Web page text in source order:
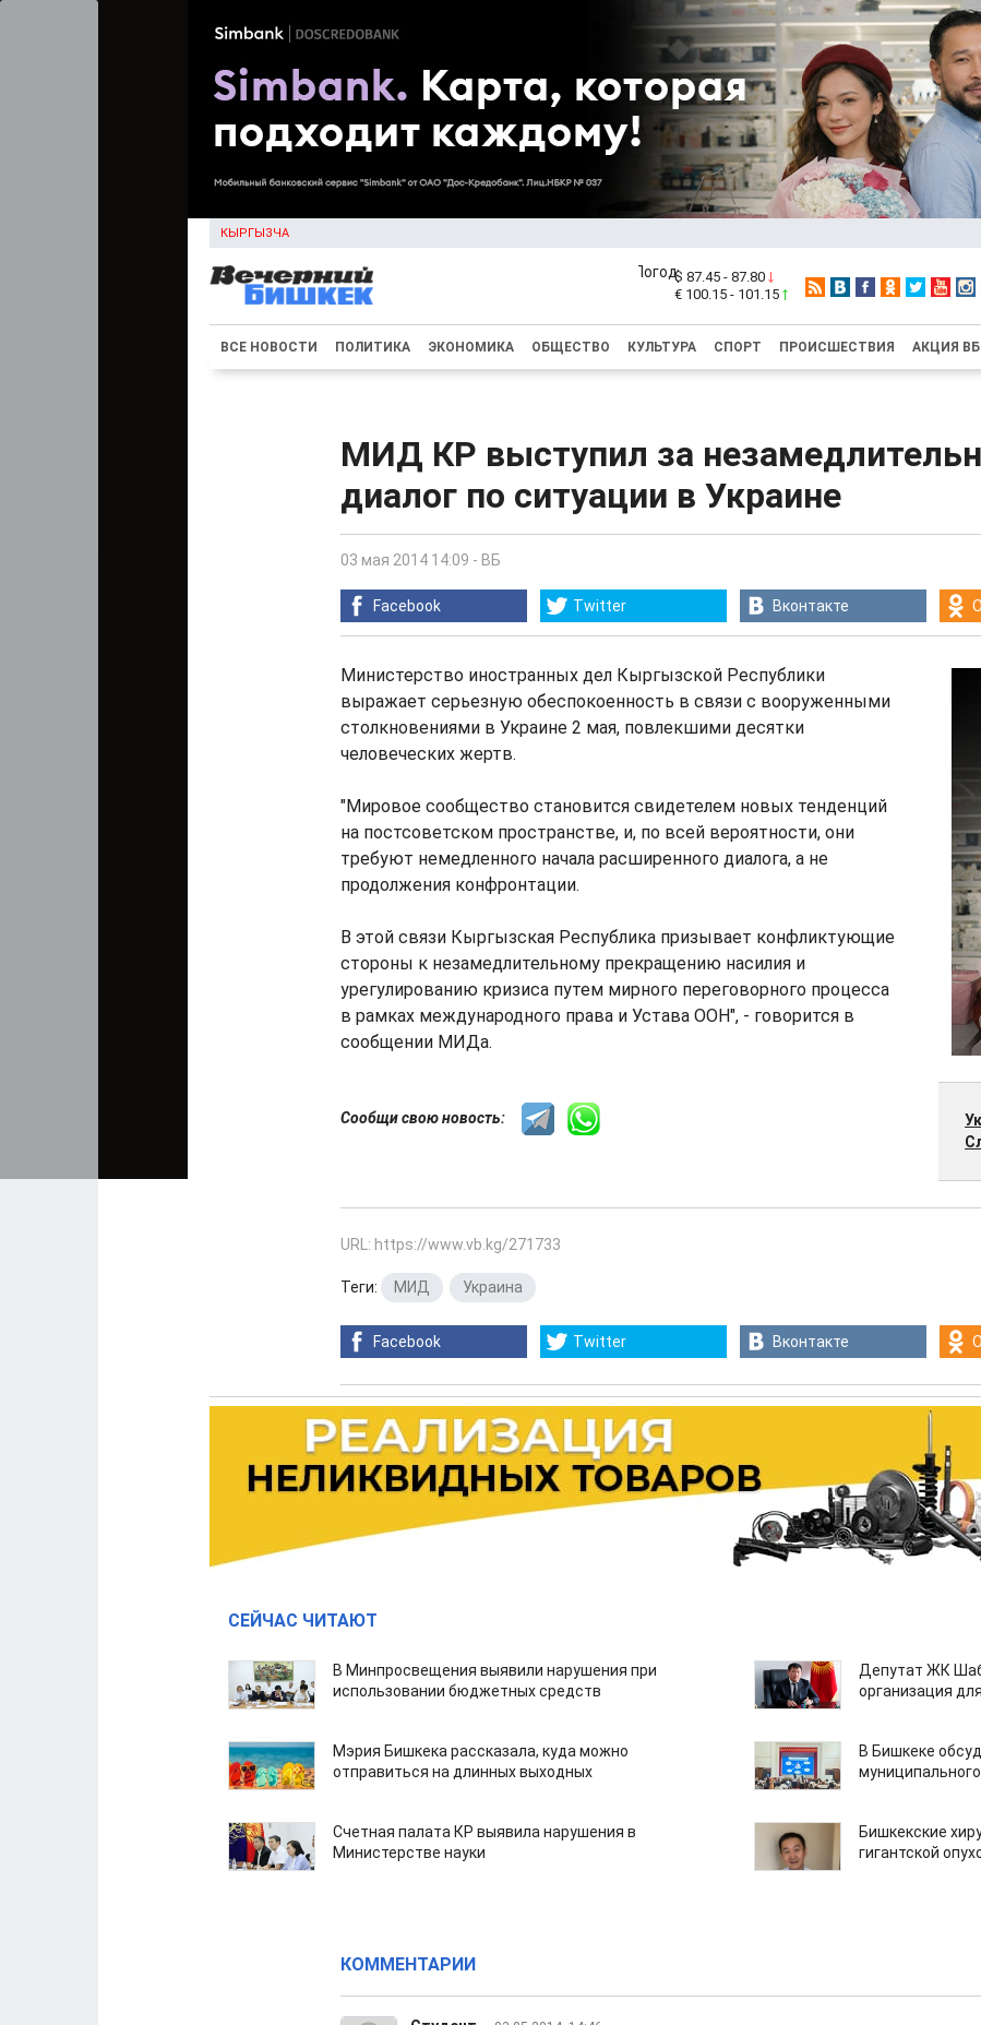
КЫРГЫЗЧА
$ 87.45 - 87.80
€ 100.15 - 101.15
ВСЕ НОВОСТИ ПОЛИТИКА ЭКОНОМИКА ОБЩЕСТВО КУЛЬТУРА СПОРТ ПРОИСШЕСТВИЯ АКЦИЯ ВБ
МИД КР выступил за
диалог по ситуации в Украине
03 мая 2014 14:09 - ВБ
Facebook Twitter Вконтакте
Министерство иностранных дел Кыргызской Республики
выражает серьезную обеспокоенность в связи с вооруженными
столкновениями в Украине 2 мая, повлекшими десятки
человеческих жертв.
"Мировое сообщество становится свидетелем новых тенденций
на постсоветском пространстве, и, по всей вероятности, они
требуют немедленного начала расширенного диалога, а не
продолжения конфронтации.
В этой связи Кыргызская Республика призывает конфликтующие
стороны к незамедлительному прекращению насилия и
урегулированию кризиса путем мирного переговорного процесса
в рамках международного права и Устава ООН", - говорится в
сообщении МИДа.
Сообщи свою новость:
URL: https://www.vb.kg/271733
Теги: МИД Украина
Facebook Twitter Вконтакте
СЕЙЧАС ЧИТАЮТ
В Минпросвещения выявили нарушения при
использовании бюджетных средств
Депутат ЖК
организация
Мэрия Бишкека рассказала, куда можно
отправиться на длинных выходных
В Бишкеке
Счетная палата КР выявила нарушения в
Министерстве науки
Бишкекские
гигантской
КОММЕНТАРИИ